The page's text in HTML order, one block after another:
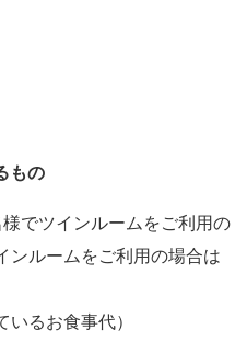
もの
でツインルームをご利用の
ンルームをご利用の場合は
るお食事代）